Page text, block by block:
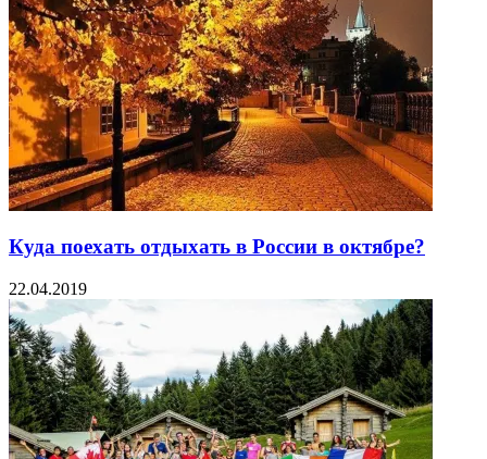
Куда поехать отдыхать в России в октябре?
22.04.2019